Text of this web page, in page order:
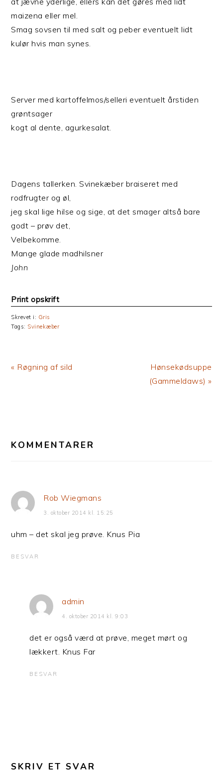
maizena eller mel.
Smag sovsen til med salt og peber eventuelt lidt
kulør hvis man synes.
Server med kartoffelmos/selleri eventuelt årstiden
grøntsager
kogt al dente, agurkesalat.
Dagens tallerken. Svinekæber braiseret med
rodfrugter og øl,
jeg skal lige hilse og sige, at det smager altså bare
godt – prøv det,
Velbekomme.
Mange glade madhilsner
John
Print opskrift
Skrevet i: Gris
Tags: Svinekæber
Previous
« Røgning af sild
Next
Post:
Hønsekødsuppe
(Gammeldaws) »
KOMMENTARER
Rob Wiegmans
3. oktober 2014 kl. 15:25
uhm – det skal jeg prøve. Knus Pia
BESVAR
admin
4. oktober 2014 kl. 9:03
det er også værd at prøve, meget mørt og
lækkert. Knus Far
BESVAR
SKRIV ET SVAR